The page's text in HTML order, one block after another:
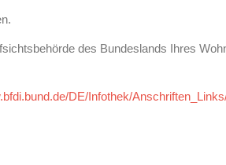
des Bundeslands Ihres
DE/Infothek/